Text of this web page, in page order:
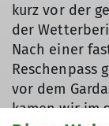
kurz vor der
der
Nach einer
Reschenpass
vor dem
kamen wir im